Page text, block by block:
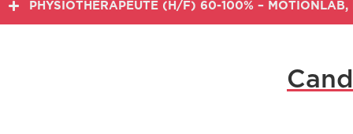
PHYSIOTHÉRAPEUTE (H/F) 60-100% – MOTIONLAB,